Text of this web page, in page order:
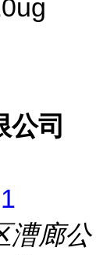
公司
漕廊公